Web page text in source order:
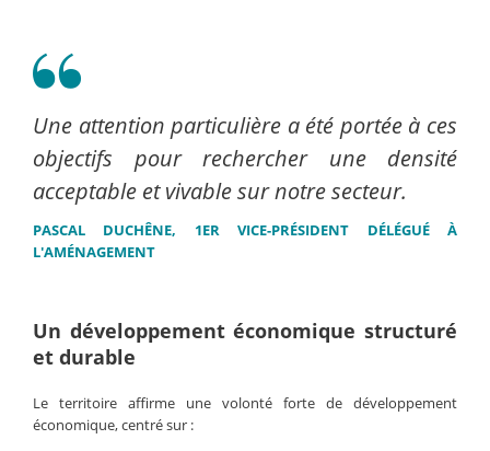
Une attention particulière a été portée à ces
objectifs pour rechercher une densité
acceptable et vivable sur notre secteur.
PASCAL DUCHÊNE, 1ER VICE-PRÉSIDENT DÉLÉGUÉ À
L'AMÉNAGEMENT
Un développement économique structuré
et durable
Le territoire affirme une volonté forte de développement
économique, centré sur :